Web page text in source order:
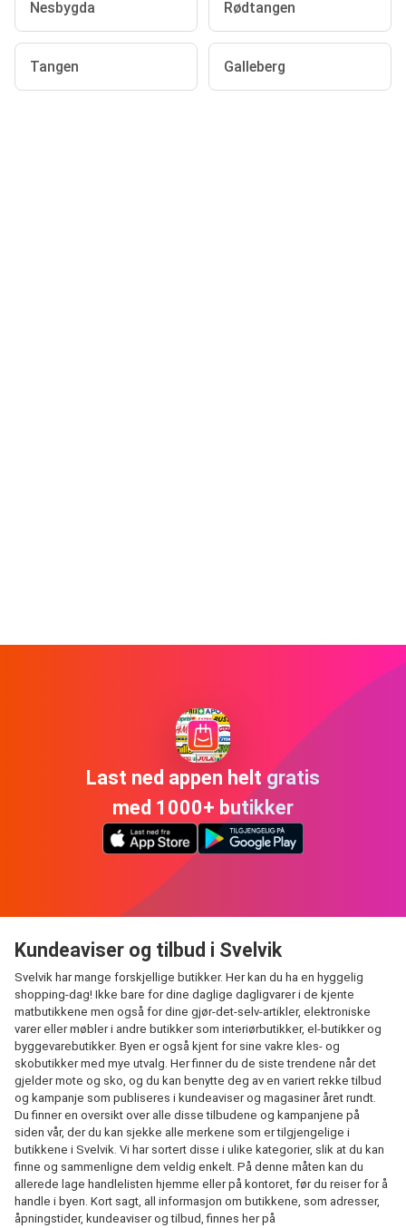
Nesbygda Rødtangen
Tangen Galleberg
Last ned appen helt gratis
med 1000+ butikker
Kundeaviser og tilbud i Svelvik
Svelvik har mange forskjellige butikker. Her kan du ha en hyggelig
shopping-dag! Ikke bare for dine daglige dagligvarer i de kjente
matbutikkene men også for dine gjør-det-selv-artikler, elektroniske
varer eller møbler i andre butikker som interiørbutikker, el-butikker og
byggevarebutikker. Byen er også kjent for sine vakre kles- og
skobutikker med mye utvalg. Her finner du de siste trendene når det
gjelder mote og sko, og du kan benytte deg av en variert rekke tilbud
og kampanje som publiseres i kundeaviser og magasiner året rundt.
Du finner en oversikt over alle disse tilbudene og kampanjene på
siden vår, der du kan sjekke alle merkene som er tilgjengelige i
butikkene i Svelvik. Vi har sortert disse i ulike kategorier, slik at du kan
finne og sammenligne dem veldig enkelt. På denne måten kan du
allerede lage handlelisten hjemme eller på kontoret, før du reiser for å
handle i byen. Kort sagt, all informasjon om butikkene, som adresser,
åpningstider, kundeaviser og tilbud, finnes her på